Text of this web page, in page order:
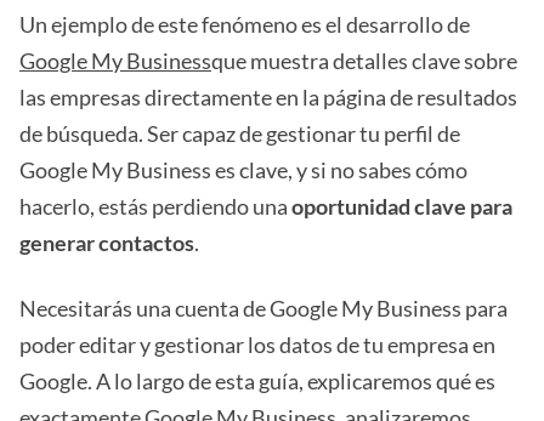
Un ejemplo de este fenómeno es el desarrollo de
Google My Businessque muestra detalles clave sobre
las empresas directamente en la página de resultados
de búsqueda. Ser capaz de gestionar tu perfil de
Google My Business es clave, y si no sabes cómo
hacerlo, estás perdiendo unaoportunidad clave para
generar contactos.
Necesitarás una cuenta de Google My Business para
poder editar y gestionar los datos de tu empresa en
Google. A lo largo de esta guía, explicaremos qué es